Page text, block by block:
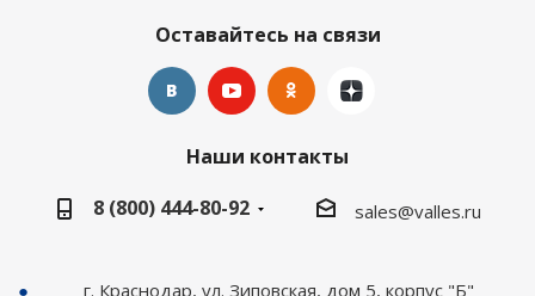
Оставайтесь на связи
Наши контакты
8 (800) 444-80-92
sales@valles.ru
г. Краснодар, ул. Зиповская, дом 5, корпус "Б"